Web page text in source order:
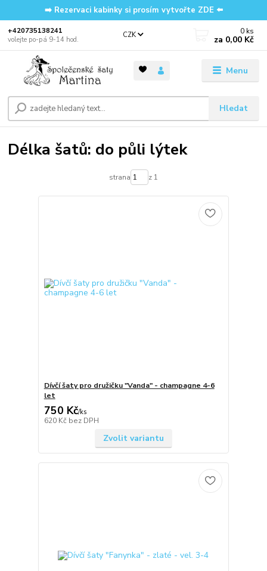
➡️ Rezervaci kabinky si prosím vytvořte ZDE ⬅️
Menu
CZK
Hledat
‭+420735138241
volejte po-pá 9-14 hod.
0 ks
za 0,00 Kč
Délka šatů: do půli lýtek
strana z 1
Dívčí šaty pro družičku "Vanda" - champagne 4-6
let
750 Kč/ks
620 Kč bez DPH
Zvolit variantu